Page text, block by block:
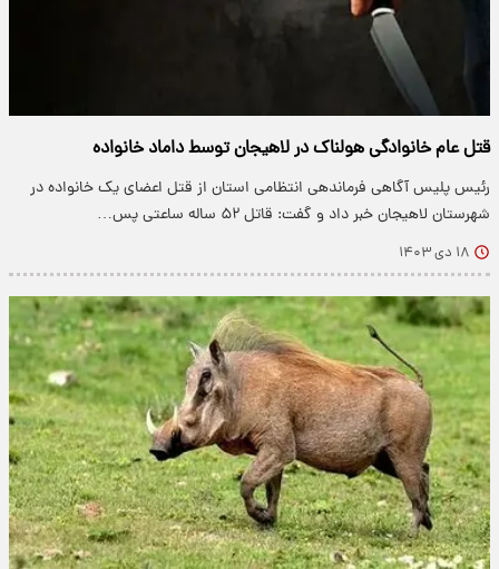
قتل عام خانوادگی هولناک در لاهیجان توسط داماد خانواده
رئیس پلیس آگاهی فرماندهی انتظامی استان از قتل اعضای یک خانواده در
شهرستان لاهیجان خبر داد و گفت: قاتل ۵۲ ساله ساعتی پس…
۱۸ دی ۱۴۰۳